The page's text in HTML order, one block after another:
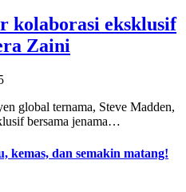
kolaborasi eksklusif
Zaini
global ternama, Steve Madden,
bersama jenama…
kemas, dan semakin matang!